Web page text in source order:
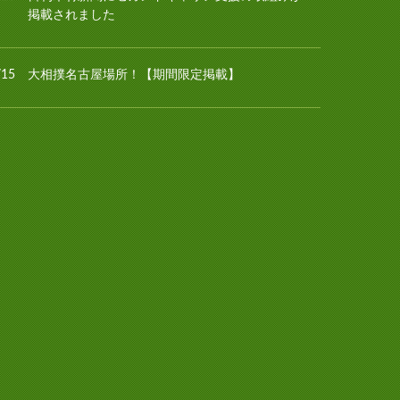
掲載されました
大相撲名古屋場所！【期間限定掲載】
夏季休業日のお知らせ
林経新聞にセカンドキャリア支援の取組みが掲載
されました
安青錦関・安治川部屋との熱い交流！
亀マニア募集中！
安治川部屋の力士が就業体験